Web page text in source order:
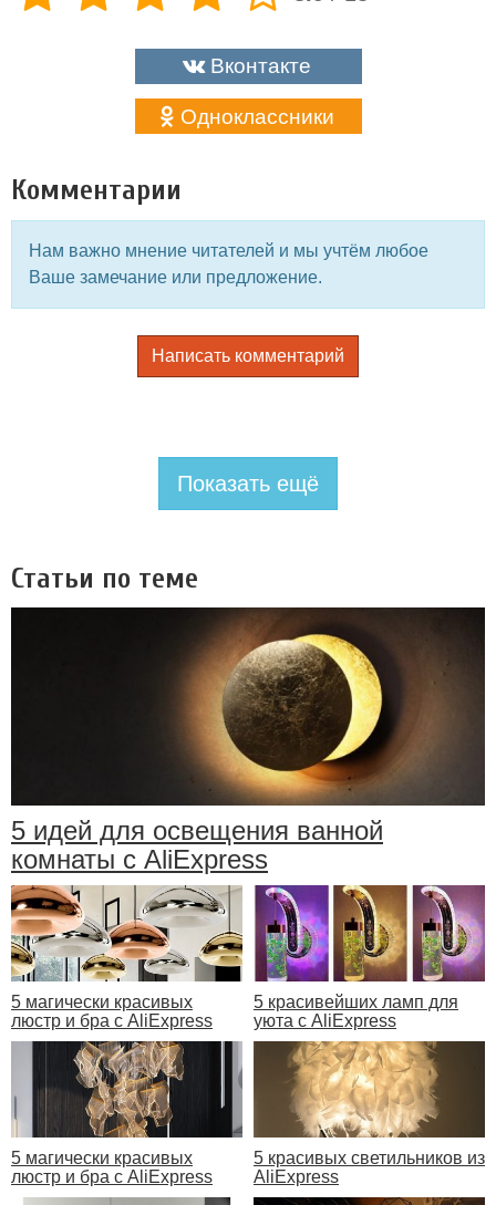
Вконтакте
Одноклассники
Комментарии
Нам важно мнение читателей и мы учтём любое
Ваше замечание или предложение.
Написать комментарий
Показать ещё
Статьи по теме
5 идей для освещения ванной
комнаты с AliExpress
5 магически красивых
люстр и бра с AliExpress
5 красивейших ламп для
уюта с AliExpress
5 магически красивых
люстр и бра с AliExpress
5 красивых светильников из
AliExpress